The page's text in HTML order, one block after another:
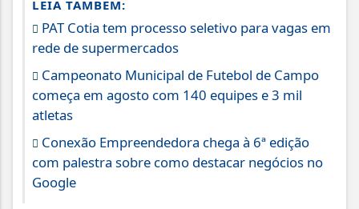
LEIA TAMBÉM:
PAT Cotia tem processo seletivo para vagas em
rede de supermercados
Campeonato Municipal de Futebol de Campo
começa em agosto com 140 equipes e 3 mil
atletas
Conexão Empreendedora chega à 6ª edição
com palestra sobre como destacar negócios no
Google